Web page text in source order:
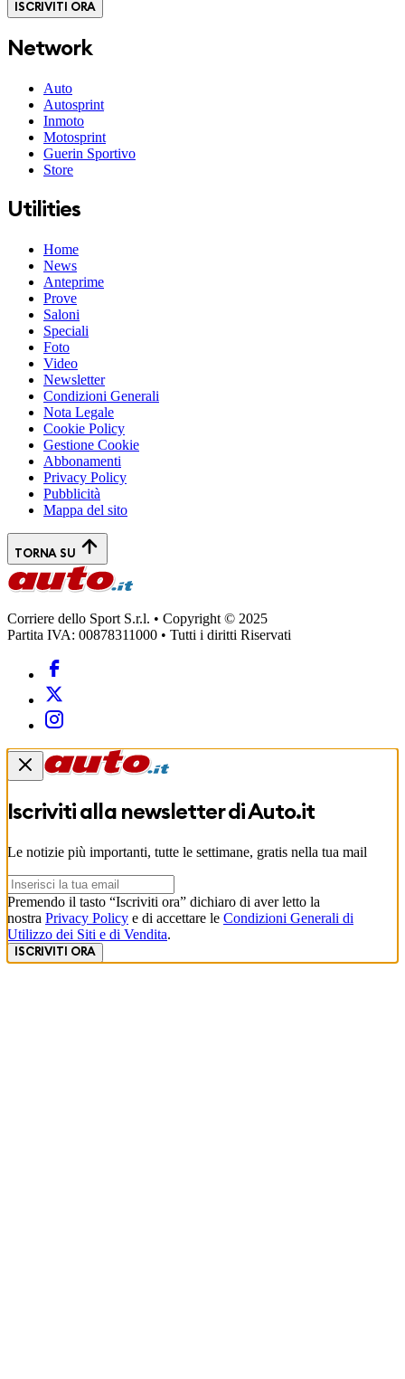
ISCRIVITI ORA
Network
Auto
Autosprint
Inmoto
Motosprint
Guerin Sportivo
Store
Utilities
Home
News
Anteprime
Prove
Saloni
Speciali
Foto
Video
Newsletter
Condizioni Generali
Nota Legale
Cookie Policy
Gestione Cookie
Abbonamenti
Privacy Policy
Pubblicità
Mappa del sito
TORNA SU
Corriere dello Sport S.r.l. • Copyright © 2025
Partita IVA: 00878311000 • Tutti i diritti Riservati
Iscriviti alla newsletter diAuto.it
Le notizie più importanti, tutte le settimane, gratis nella tua mail
Premendo il tasto “Iscriviti ora” dichiaro di aver letto la
nostra Privacy Policy e di accettare le Condizioni Generali di
Utilizzo dei Siti e di Vendita.
ISCRIVITI ORA